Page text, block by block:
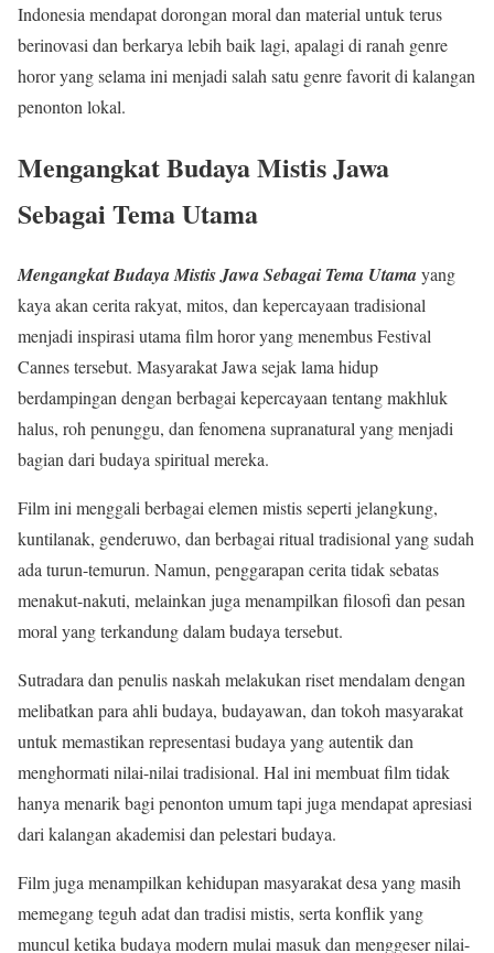
Indonesia mendapat dorongan moral dan material untuk terus
berinovasi dan berkarya lebih baik lagi, apalagi di ranah genre
horor yang selama ini menjadi salah satu genre favorit di kalangan
penonton lokal.
Mengangkat Budaya Mistis Jawa
Sebagai Tema Utama
Mengangkat Budaya Mistis Jawa Sebagai Tema Utamayang
kaya akan cerita rakyat, mitos, dan kepercayaan tradisional
menjadi inspirasi utama film horor yang menembus Festival
Cannes tersebut. Masyarakat Jawa sejak lama hidup
berdampingan dengan berbagai kepercayaan tentang makhluk
halus, roh penunggu, dan fenomena supranatural yang menjadi
bagian dari budaya spiritual mereka.
Film ini menggali berbagai elemen mistis seperti jelangkung,
kuntilanak, genderuwo, dan berbagai ritual tradisional yang sudah
ada turun-temurun. Namun, penggarapan cerita tidak sebatas
menakut-nakuti, melainkan juga menampilkan filosofi dan pesan
moral yang terkandung dalam budaya tersebut.
Sutradara dan penulis naskah melakukan riset mendalam dengan
melibatkan para ahli budaya, budayawan, dan tokoh masyarakat
untuk memastikan representasi budaya yang autentik dan
menghormati nilai-nilai tradisional. Hal ini membuat film tidak
hanya menarik bagi penonton umum tapi juga mendapat apresiasi
dari kalangan akademisi dan pelestari budaya.
Film juga menampilkan kehidupan masyarakat desa yang masih
memegang teguh adat dan tradisi mistis, serta konflik yang
muncul ketika budaya modern mulai masuk dan menggeser nilai-